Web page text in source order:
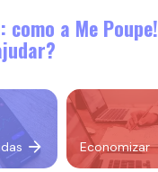
como a Me Poupe!
Economizar